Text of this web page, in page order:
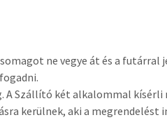
ne vegye át és a
Szállító két alkalommal
kerülnek, aki a megrendelést